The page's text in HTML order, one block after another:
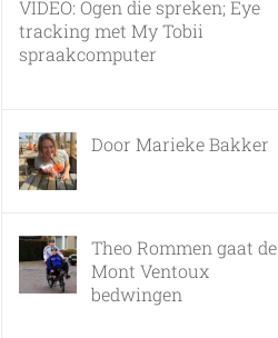
VIDEO: Ogen die spreken; Eye
tracking met My Tobii
spraakcomputer
Door Marieke Bakker
Theo Rommen gaat de
Mont Ventoux
bedwingen